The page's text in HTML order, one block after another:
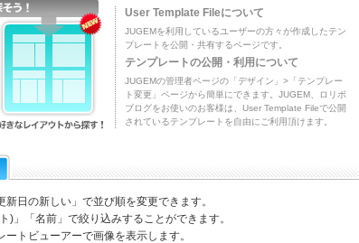
User Template Fileについて
JUGEMを利用しているユーザーの方々が作成したテン
プレートを公開・共有するページです。
テンプレートの公開・利用について
JUGEMの管理者ページの「デザイン」>「テンプレー
ト変更」ページから簡単にできます。JUGEM、ロリポ
ブログをお使いのお客様は、User Template Fileで公開
されているテンプレートを自由にご利用頂けます。
日の新しい」で並び順を変更できます。
)」「名前」で絞り込みすることができます。
トビューアーで画像を表示します。